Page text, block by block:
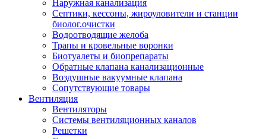
Наружная канализация
Септики, кессоны, жироуловители и станции
биолог.очистки
Водоотводящие желоба
Трапы и кровельные воронки
Биотуалеты и биопрепараты
Обратные клапана канализационные
Воздушные вакуумные клапана
Сопутствующие товары
Вентиляция
Вентиляторы
Системы вентиляционных каналов
Решетки